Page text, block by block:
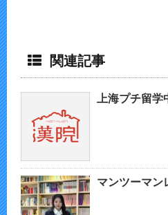
関連記事
上海プチ留
マンツーマン